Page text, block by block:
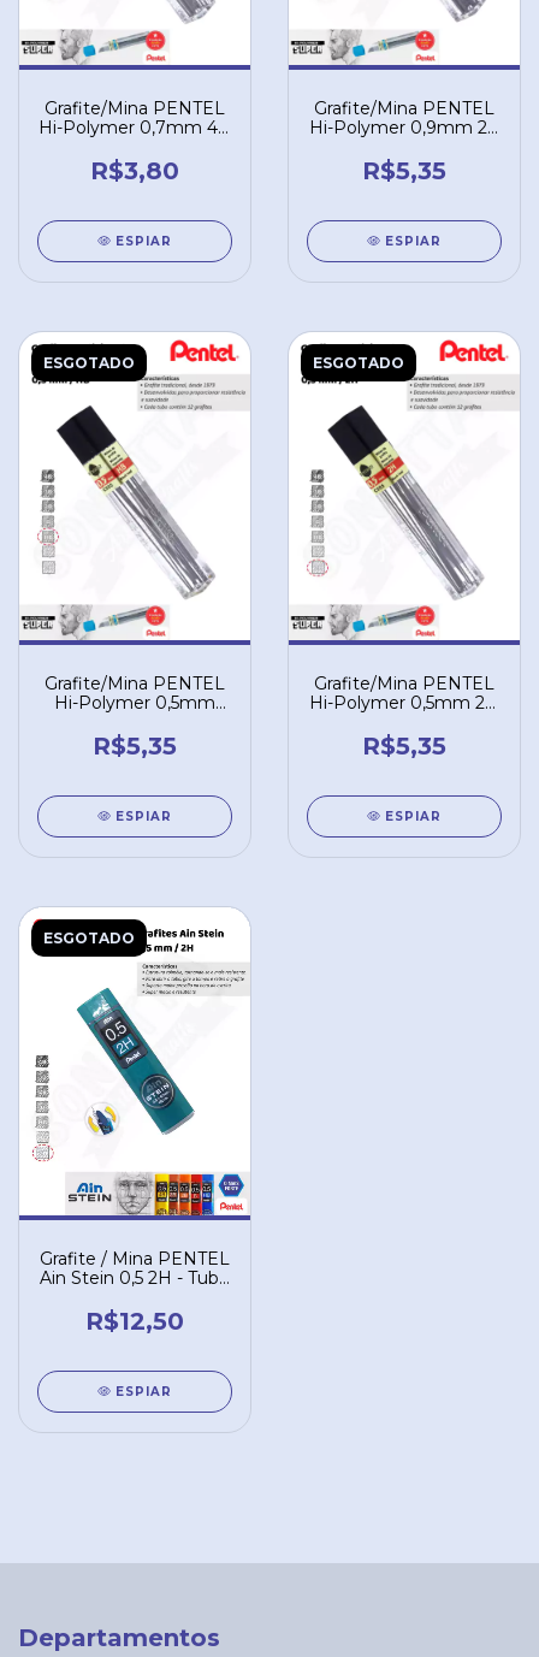
Grafite/Mina PENTEL
Hi-Polymer 0,7mm 4B
R$3,80
ESPIAR
Grafite/Mina PENTEL
Hi-Polymer 0,9mm 2B
R$5,35
ESPIAR
ESGOTADO
Grafite/Mina PENTEL
Hi-Polymer 0,5mm
R$5,35
ESPIAR
ESGOTADO
Grafite/Mina PENTEL
Hi-Polymer 0,5mm 2H
R$5,35
ESPIAR
ESGOTADO
Grafite / Mina PENTEL
Ain Stein 0,5 2H - Tubo
R$12,50
ESPIAR
Departamentos